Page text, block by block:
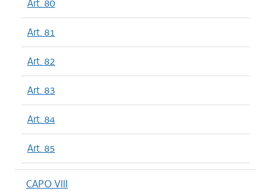
Art. 80
Art. 81
Art. 82
Art. 83
Art. 84
Art. 85
CAPO VIII